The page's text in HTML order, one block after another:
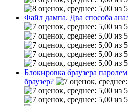
Файл дампа. Два способа
Блокировка браузера
браузер?